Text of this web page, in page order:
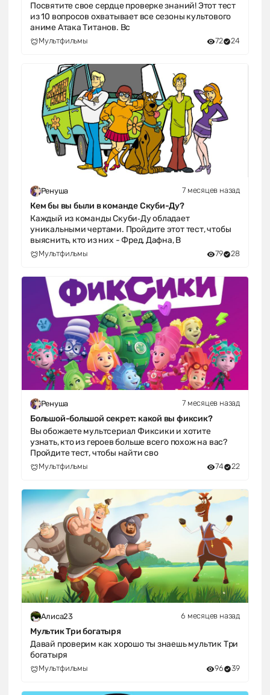
Посвятите свое сердце проверке знаний! Этот тест
из 10 вопросов охватывает все сезоны культового
аниме Атака Титанов. Вс
Мультфильмы 72 24
Ренуша 7 месяцев назад
Кем бы вы были в команде Скуби-Ду?
Каждый из команды Скуби‑Ду обладает
уникальными чертами. Пройдите этот тест, чтобы
выяснить, кто из них - Фред, Дафна, В
Мультфильмы 79 28
Ренуша 7 месяцев назад
Большой-большой секрет: какой вы фиксик?
Вы обожаете мультсериал Фиксики и хотите
узнать, кто из героев больше всего похож на вас?
Пройдите тест, чтобы найти сво
Мультфильмы 74 22
Алиса23 6 месяцев назад
Мультик Три богатыря
Давай проверим как хорошо ты знаешь мультик Три
богатыря
Мультфильмы 96 39